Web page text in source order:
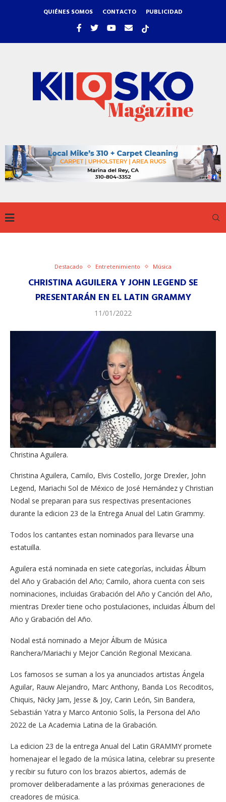
QUIÉNES SOMOS CONTACTO PUBLICIDAD
Destacado Entretenimiento Música
CHRISTINA AGUILERA Y JOHN LEGEND SE
PRESENTARÁN EN EL LATIN GRAMMY
11/01/2022
Christina Aguilera.
Christina Aguilera, Camilo, Elvis Costello, Jorge Drexler, John
Legend, Mariachi Sol de México de José Hernández y Christian
Nodal se preparan para sus respectivas presentaciones
durante la edicion 23 de la Entrega Anual del Latin Grammy.
Todos los cantantes estan nominados para llevarse una
estatuilla.
Aguilera está nominada en siete categorías, incluidas Álbum
del Año y Grabación del Año; Camilo, ahora cuenta con seis
nominaciones, incluidas Grabación del Año y Canción del Año,
mientras Drexler tiene ocho postulaciones, incluidas Álbum del
Año y Grabación del Año.
Nodal está nominado a Mejor Álbum de Música
Ranchera/Mariachi y Mejor Canción Regional Mexicana.
Los famosos se suman a los ya anunciados artistas Ángela
Aguilar, Rauw Alejandro, Marc Anthony, Banda Los Recoditos,
Chiquis, Nicky Jam, Jesse & Joy, Carin León, Sin Bandera,
Sebastián Yatra y Marco Antonio Solís, la Persona del Año
2022 de La Academia Latina de la Grabación.
La edicion 23 de la entrega Anual del Latin GRAMMY promete
homenajear el legado de la música latina, celebrar su presente
y recibir su futuro con los brazos abiertos, además de
promover deliberadamente a las próximas generaciones de
creadores de música.